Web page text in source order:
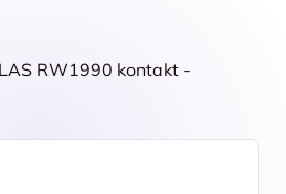
RW1990 kontakt -